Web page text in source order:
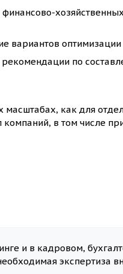
вариантов оптимизации
по
как для
в том числе
и в кадровом,
экспертиза